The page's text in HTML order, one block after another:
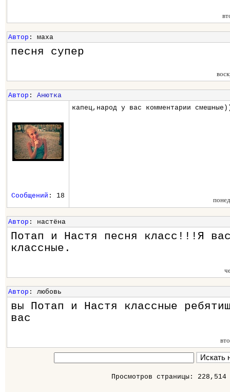
Автор : маха
песня супер
Автор : Анютка
капец,народ у вас комментарии
Сообщений : 18
Автор : настёна
Потап и Настя песня класс!!!Я
классные.
Автор : любовь
вы Потап и Настя классные
вас
Просмотров страницы: 228,514